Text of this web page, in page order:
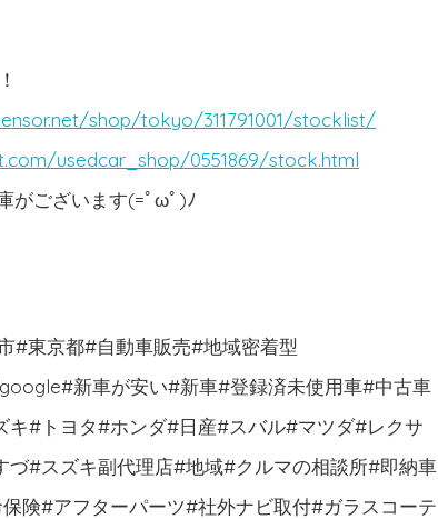
shop/tokyo/311791001/stocklist/
usedcar_shop/0551869/stock.html
がございます(=ﾟωﾟ)ﾉ
#東京都#自動車販売#地域密着型
新車が安い#新車#登録済未使用車#中古車
#トヨタ#ホンダ#日産#スバル#マツダ#レクサ
#スズキ副代理店#地域#クルマの相談所#即納車
険#アフターパーツ#社外ナビ取付#ガラスコーテ